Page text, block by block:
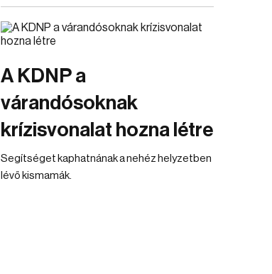
A KDNP a
várandósoknak
krízisvonalat hozna létre
Segítséget kaphatnának a nehéz helyzetben
lévő kismamák.